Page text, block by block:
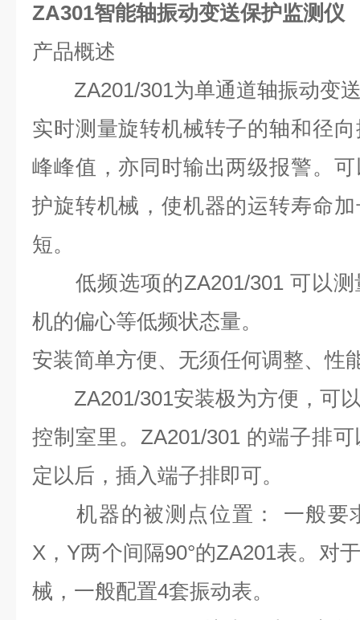
ZA301智能轴振动变送保护监测仪
产品概述
ZA201/301为单通道轴振动变送
实时测量旋转机械转子的轴和径
峰峰值，亦同时输出两级报警。
护旋转机械，使机器的运转寿命
短。
低频选项的ZA201/301 可以测
机的偏心等低频状态量。
安装简单方便、无须任何调整、性
ZA201/301安装极为方便，可以
控制室里。ZA201/301 的端子排
定以后，插入端子排即可。
机器的被测点位置： 一般要
X，Y两个间隔90°的ZA201表。对
械，一般配置4套振动表。